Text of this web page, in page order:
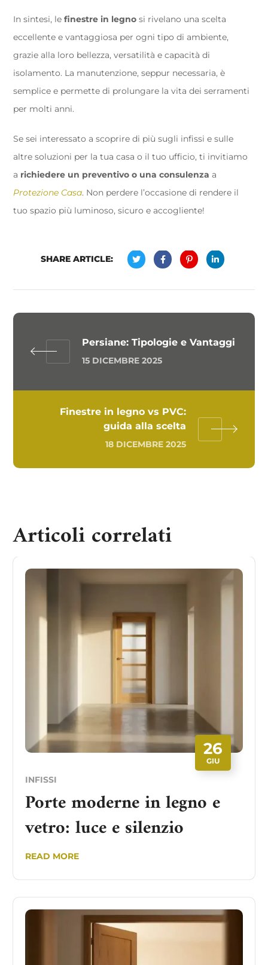
In sintesi, lefinestre in legno si rivelano una scelta
eccellente e vantaggiosa per ogni tipo di ambiente,
grazie alla loro bellezza, versatilità e capacità di
isolamento. La manutenzione, seppur necessaria, è
semplice e permette di prolungare la vita dei serramenti
per molti anni.
Se sei interessato a scoprire di più sugli infissi e sulle
altre soluzioni per la tua casa o il tuo ufficio, ti invitiamo
a richiedere un preventivo o una consulenza a
Protezione Casa. Non perdere l’occasione di rendere il
tuo spazio più luminoso, sicuro e accogliente!
SHARE ARTICLE:
Persiane: Tipologie e Vantaggi
15 DICEMBRE 2025
Finestre in legno vs PVC:
guida alla scelta
18 DICEMBRE 2025
Articoli correlati
26
GIU
INFISSI
Porte moderne in legno e
vetro: luce e silenzio
READ MORE